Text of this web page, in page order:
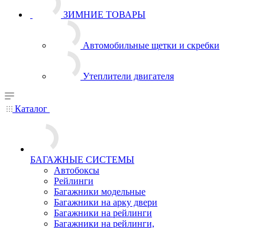
ЗИМНИЕ ТОВАРЫ
Автомобильные щетки и скребки
Утеплители двигателя
Каталог
БАГАЖНЫЕ СИСТЕМЫ
Автобоксы
Рейлинги
Багажники модельные
Багажники на арку двери
Багажники на рейлинги
Багажники на рейлинги,